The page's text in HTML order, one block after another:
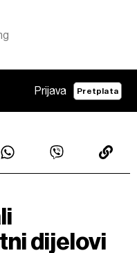
Prijava Pretplata
dijelovi